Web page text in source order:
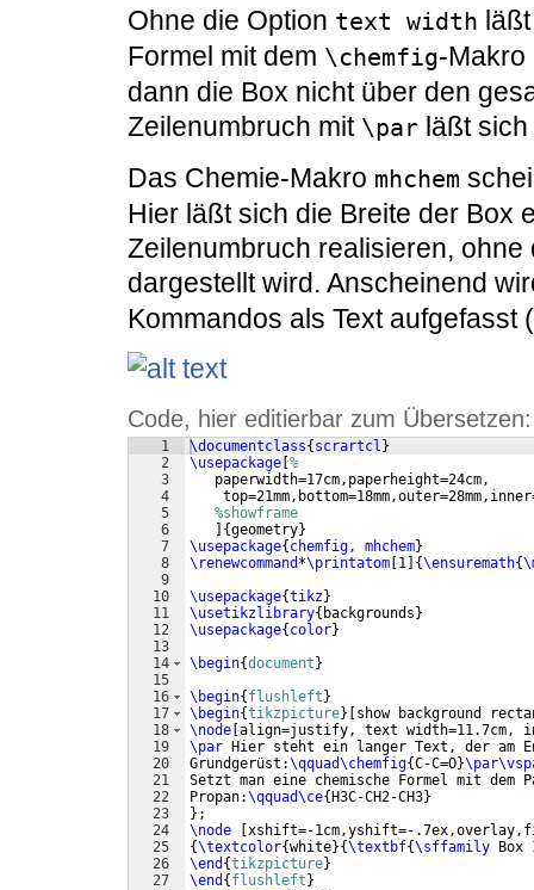
Ohne die Option text width
Formel mit dem \chemfig-Makro
dann die Box nicht über den
Zeilenumbruch mit \par läßt
Das Chemie-Makro mhchem
Hier läßt sich die Breite der Box
Zeilenumbruch realisieren,
dargestellt wird. Anscheinend
Kommandos als Text aufgefasst
Code, hier editierbar zum Übersetzen:
1
2
3
4
5
6
7
8
9
10
11
12
13
14
15
16
17
18
19
20
21
22
23
24
25
26
27
\documentclass{ scrartcl }
\usepackage %
   paperwidth=17cm,paperheight=24cm,
%showframe
{geometry}
\usepackage{ chemfig, mhchem}
\renewcommand *\printatom 1 {\ensuremath{
\usepackage{tikz}
\usetikzlibrary{ backgrounds }
\usepackage{ color}
\begin{document }
\begin{ flushleft }
\begin{tikzpicture}
show background
\node align=justify, text width=11.7cm,
\par Hier steht ein langer Text, der am
Grundgerüst:\qquad\chemfig{C-C=O}
Setzt man eine chemische Formel mit dem
Propan:\qquad\ce{ H3C-CH2-CH3}
} ;
\node
xshift=-1cm,yshift=-
{\textcolor{white}{\textbf{\sffamily Box
\end {tikzpicture}
\end { flushleft }